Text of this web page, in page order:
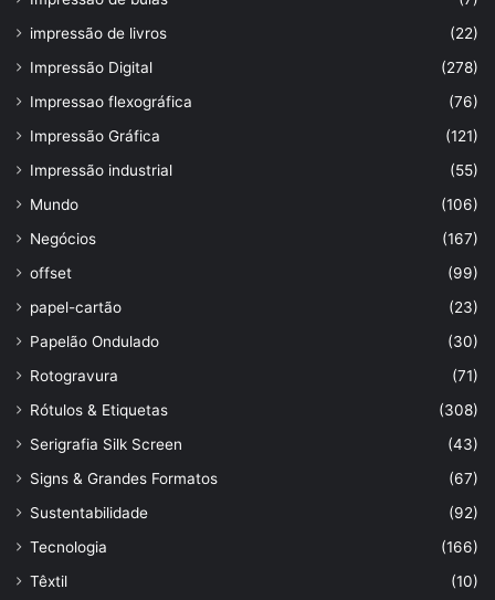
impressão de livros
(22)
Impressão Digital
(278)
Impressao flexográfica
(76)
Impressão Gráfica
(121)
Impressão industrial
(55)
Mundo
(106)
Negócios
(167)
offset
(99)
papel-cartão
(23)
Papelão Ondulado
(30)
Rotogravura
(71)
Rótulos & Etiquetas
(308)
Serigrafia Silk Screen
(43)
Signs & Grandes Formatos
(67)
Sustentabilidade
(92)
Tecnologia
(166)
Têxtil
(10)